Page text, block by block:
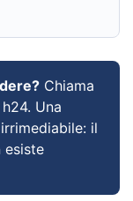
Chiama
Una
il
esiste